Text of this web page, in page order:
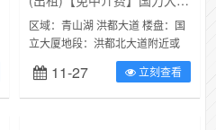
区域：青山湖 洪都大道 楼盘：国
立大厦地段：洪都北大道附近或
青山湖公园附近类别：写字楼面
积：600㎡价格：面议出租楼盘：
国...
11-27 立刻查看